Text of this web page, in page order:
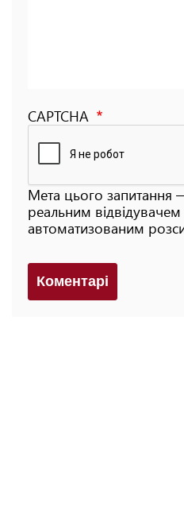
CAPTCHA
Мета цього
реальним відвідувачем
автоматизованим
Коментарi